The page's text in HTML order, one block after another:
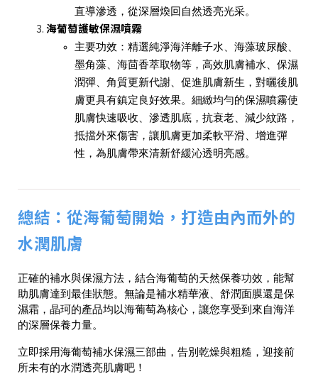
直導滲透，從深層煥回自然透亮光采。
海葡萄護敏保濕噴霧
主要功效 ：精選純淨海洋離子水、海藻玻尿酸、
墨角藻、海茴香萃取物等，高效肌膚補水、保濕
潤彈、角質更新代謝、促進肌膚新生，對曬後肌
膚更具有鎮定良好效果。細緻均勻的保濕噴霧使
肌膚快速吸收、滲透肌底，抗衰老、減少紋路，
抵擋外來傷害，讓肌膚更加柔軟平滑、增進彈
性，為肌膚帶來清新舒緩沁透明亮感。
總結：從海葡萄開始，打造由內而外的
水潤肌膚
正確的補水與保濕方法，結合海葡萄的天然保養功效，能幫
助肌膚達到最佳狀態。無論是補水精華液、舒潤面膜還是保
濕霜，晶珂的產品均以海葡萄為核心，讓您享受到來自海洋
的深層保養力量。
立即採用海葡萄補水保濕三部曲，告別乾燥與粗糙，迎接前
所未有的水潤透亮肌膚吧！